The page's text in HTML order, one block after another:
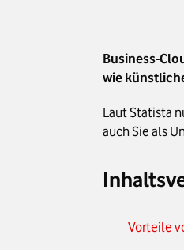
Business-
wie
Laut Statista
auch Sie als
Vorteile